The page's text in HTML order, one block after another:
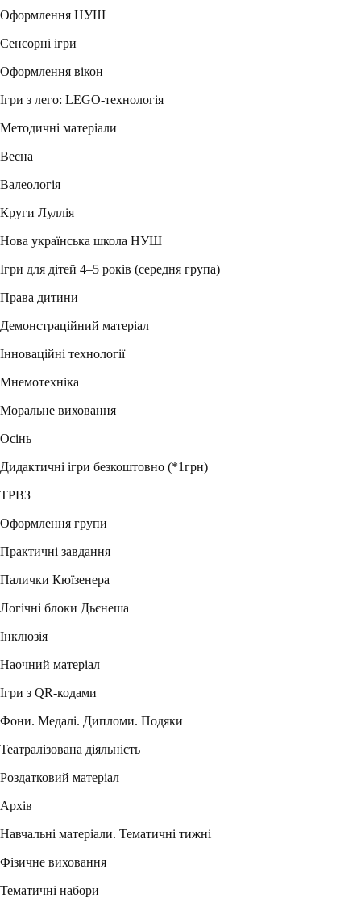
Оформлення НУШ
Сенсорні ігри
Оформлення вікон
Ігри з лего: LEGO-технологія
Методичні матеріали
Весна
Валеологія
Круги Луллія
Нова українська школа НУШ
Ігри для дітей 4–5 років (середня група)
Права дитини
Демонстраційний матеріал
Інноваційні технології
Мнемотехніка
Моральне виховання
Осінь
Дидактичні ігри безкоштовно (*1грн)
ТРВЗ
Оформлення групи
Практичні завдання
Палички Кюїзенера
Логічні блоки Дьєнеша
Інклюзія
Наочний матеріал
Ігри з QR-кодами
Фони. Медалі. Дипломи. Подяки
Театралізована діяльність
Роздатковий матеріал
Архів
Навчальні матеріали. Тематичні тижні
Фізичне виховання
Тематичні набори